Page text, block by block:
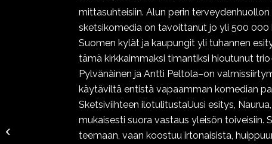
mittasuhteisiin. Alun perin
sketsikomedia on tavoittanut jo yli 500 000
Suomen kylät ja kaupungit yli tuhannen
tämä kirkkaimmaksi timantiksi hioutunut
Pylvänäinen ja Antti Peltola–on
käytäviltä entistä vapaamman komedian
Sketsiviihteen ilotulitustaUusi esitys,
mukaisesti suora vastaus yleisön toiveisiin.
teemaan, vaan koostuu irtonaisista,